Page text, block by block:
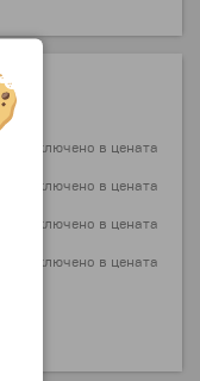
включено в цената
включено в цената
включено в цената
включено в цената